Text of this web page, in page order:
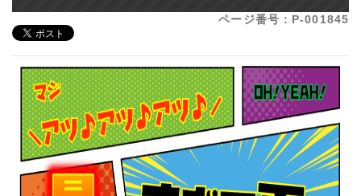
ページ番号：P-001845